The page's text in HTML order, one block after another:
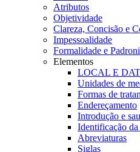
Atributos
Objetividade
Clareza, Concisão e
Impessoalidade
Formalidade e
Elementos
LOCAL E
Unidades de
Formas de
Endereçamento
Introdução e
Identificação da
Abreviaturas
Siglas